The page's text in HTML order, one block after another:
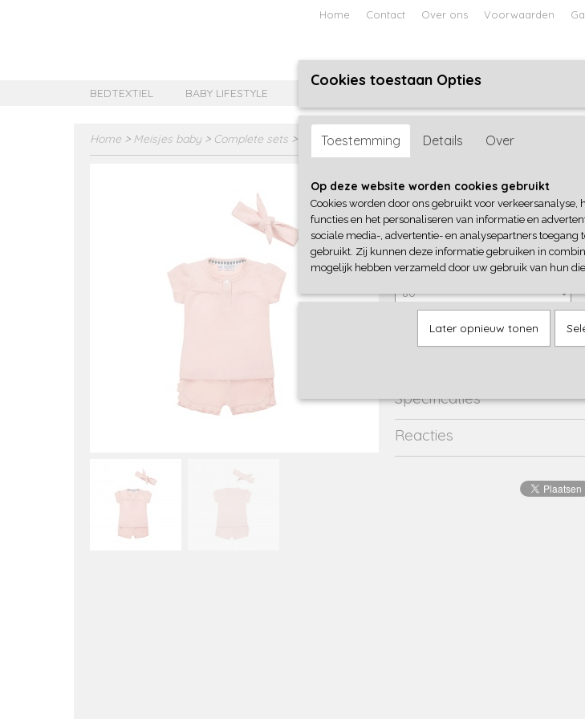
Home Contact Over ons Voorwaarden
BEDTEXTIEL BABY LIFESTYLE JONGENS BABY
Home > Meisjes baby> Complete sets > Dirkje
Dirkje
€ 24,99 (inclusief btw 21%)
✓Op voorraad
Dirkje
IN WINKELWAGEN
Specificaties
EAN code
Productcode leverancier
Reacties
Cookies toestaan Opties
Toestemming Details Over
Op deze website worden cookies gebruikt
Cookies worden door ons gebruikt voor verkeersanalyse,
functies en het personaliseren van informatie en
sociale media-, advertentie- en analysepartners toegang
gebruikt. Zij kunnen deze informatie gebruiken in
mogelijk hebben verzameld door uw gebruik van hun
Later opnieuw tonen